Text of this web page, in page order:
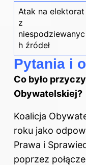
Atak na elektorat
z
niespodziewanyc
h źródeł
Pytania i
Co było
Obywatelskiej?
Koalicja
roku jako
Prawa i
poprzez